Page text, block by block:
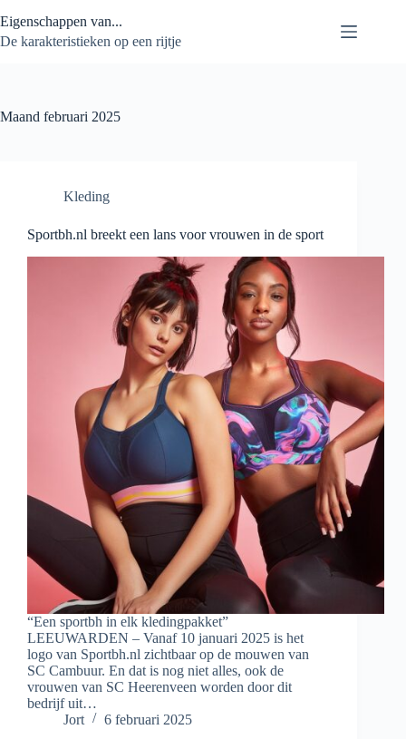
naar
de
Eigenschappen van...
De karakteristieken op een rijtje
Maand februari 2025
Kleding
Sportbh.nl breekt een lans voor vrouwen in de sport
“Een sportbh in elk kledingpakket”
LEEUWARDEN – Vanaf 10 januari 2025 is het
logo van Sportbh.nl zichtbaar op de mouwen van
SC Cambuur. En dat is nog niet alles, ook de
vrouwen van SC Heerenveen worden door dit
bedrijf uit…
Jort
6 februari 2025